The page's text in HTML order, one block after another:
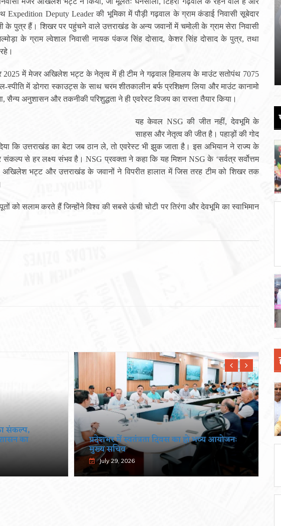
Deputy Leader की भूमिका में पौड़ी गढ़वाल के ग्राम कंडाई निवासी सूबेदार
के पुत्र हैं। शिखर पर पहुंचने वाले उत्तराखंड के अन्य जवानों में चमोली के ग्राम सेरा निवासी
के ग्राम ल्वेशाल निवासी नायक पंकज सिंह दोसाद, केशर सिंह दोसाद के पुत्र, तथा
में मेजर अखिलेश भट्ट के नेतृत्व में ही टीम ने गढ़वाल हिमालय के माउंट सतोपंथ 7075
में डोगरा स्काउट्स के साथ चरम शीतकालीन बर्फ प्रशिक्षण लिया और माउंट कानामो
सैन्य अनुशासन और तकनीकी परिशुद्धता ने ही एवरेस्ट विजय का रास्ता तैयार किया।
यह केवल NSG की जीत नहीं, देवभूमि के
साहस और नेतृत्व की जीत है। पहाड़ों की गोद
कि उत्तराखंड का बेटा जब ठान ले, तो एवरेस्ट भी झुक जाता है। इस अभियान ने राज्य के
से हर लक्ष्य संभव है। NSG प्रवक्ता ने कहा कि यह मिशन NSG के ‘सर्वत्र सर्वोत्तम
अखिलेश भट्ट और उत्तराखंड के जवानों ने विपरीत हालात में जिस तरह टीम को शिखर तक
को सलाम करते हैं जिन्होंने विश्व की सबसे ऊंची चोटी पर तिरंगा और देवभूमि का स्वाभिमान
संकल्प,
का प्रदेशभर में स्वतंत्रता दिवस का हो भव्य आयोजनः
मुख्य सचिव
July 29, 2026
को मंत्रिमंडल की पौड़ी को 110 करोड़ की विकास योजनाओं की
June 17, 2026